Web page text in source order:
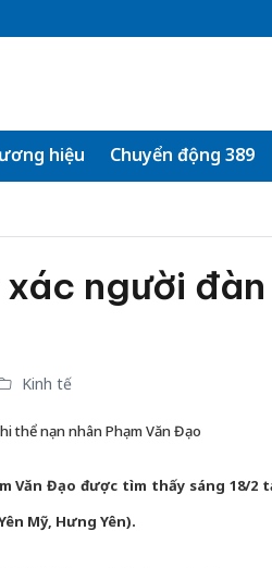
hiệu Chuyển động 389
người
Kinh tế
thể nạn nhân Phạm Văn Đạo
Văn Đạo được tìm thấy sáng 18/
Mỹ, Hưng Yên).